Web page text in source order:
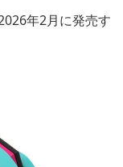
年2月に発売す